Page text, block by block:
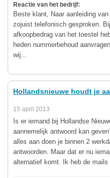
Reactie van het bedrijf:
Beste klant, Naar aanleiding
zojuist telefonisch gesproken.
afkoopbedrag van het toestel
heden nummerbehoud
wij...
Hollandsnieuwe houdt je
15 april 2013
Is er iemand bij Hollandse
aannemelijk antwoord kan
alles aan doen je binnen 2
antwoorden. Maar dat er nu
alternatief komt. Ik heb de mails